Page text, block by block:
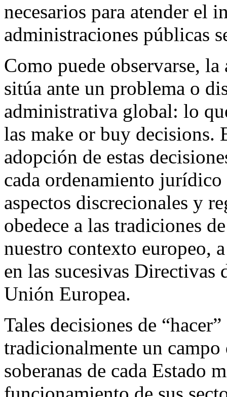
necesarios para atender el
administraciones públicas
Como puede observarse,
sitúa ante un problema o
administrativa global: lo
las make or buy decisions.
adopción de estas
cada ordenamiento
aspectos discrecionales y
obedece a las tradiciones
nuestro contexto europeo,
en las sucesivas
Unión Europea.
Tales decisiones de
tradicionalmente un
soberanas de cada Estado